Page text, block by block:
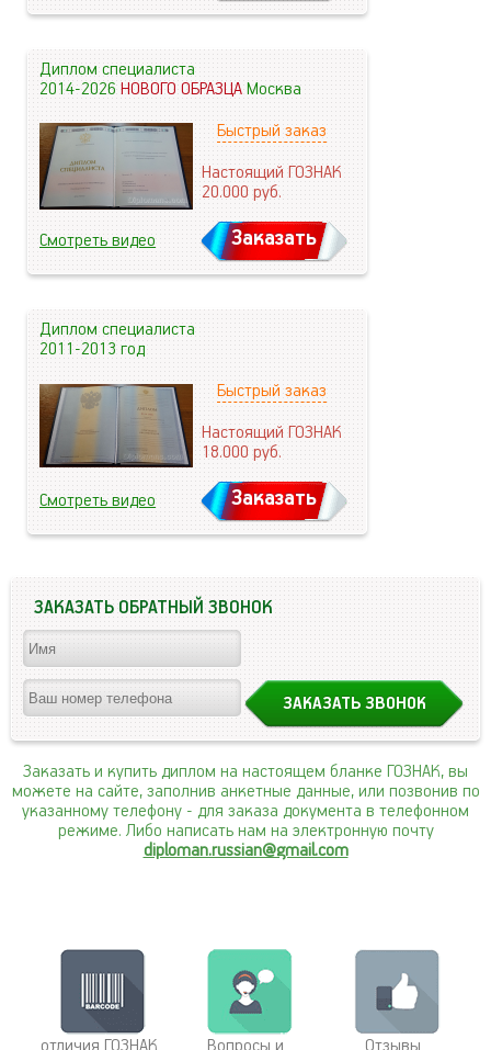
Диплом специалиста
2014-2026НОВОГО ОБРАЗЦАМосква
Быстрый заказ
Настоящий ГОЗНАК
20.000руб.
Смотреть видео Заказать
Диплом специалиста
2011-2013 год
Быстрый заказ
Настоящий ГОЗНАК
18.000руб.
Смотреть видео Заказать
ЗАКАЗАТЬ ОБРАТНЫЙ ЗВОНОК
Заказать и купить диплом на настоящем бланке ГОЗНАК, вы
можете на сайте, заполнив анкетные данные, или позвонив по
указанному телефону - для заказа документа в телефонном
режиме. Либо написать нам на электронную почту
diploman.russian@gmail.com